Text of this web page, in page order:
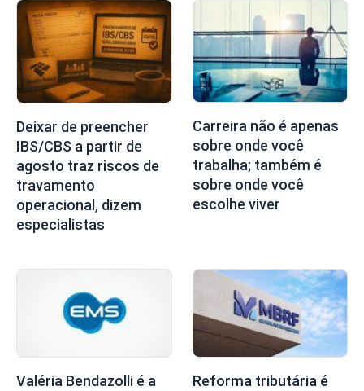
Deixar de preencher
IBS/CBS a partir de
agosto traz riscos de
travamento
operacional, dizem
especialistas
Carreira não é apenas
sobre onde você
trabalha; também é
sobre onde você
escolhe viver
Valéria Bendazolli é a
Reforma tributária é